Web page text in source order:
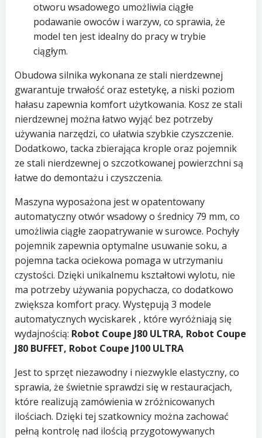
otworu wsadowego umożliwia ciągłe
podawanie owoców i warzyw, co sprawia, że
model ten jest idealny do pracy w trybie
ciągłym.
Obudowa silnika wykonana ze stali nierdzewnej
gwarantuje trwałość oraz estetykę, a niski poziom
hałasu zapewnia komfort użytkowania. Kosz ze stali
nierdzewnej można łatwo wyjąć bez potrzeby
używania narzędzi, co ułatwia szybkie czyszczenie.
Dodatkowo, tacka zbierająca krople oraz pojemnik
ze stali nierdzewnej o szczotkowanej powierzchni są
łatwe do demontażu i czyszczenia.
Maszyna wyposażona jest w opatentowany
automatyczny otwór wsadowy o średnicy 79 mm, co
umożliwia ciągłe zaopatrywanie w surowce. Pochyły
pojemnik zapewnia optymalne usuwanie soku, a
pojemna tacka ociekowa pomaga w utrzymaniu
czystości. Dzięki unikalnemu kształtowi wylotu, nie
ma potrzeby używania popychacza, co dodatkowo
zwiększa komfort pracy. Występują 3 modele
automatycznych wyciskarek , które wyróżniają się
wydajnością: Robot Coupe J80 ULTRA, Robot Coupe
J80 BUFFET, Robot Coupe J100 ULTRA
Jest to sprzęt niezawodny i niezwykle elastyczny, co
sprawia, że świetnie sprawdzi się w restauracjach,
które realizują zamówienia w zróżnicowanych
ilościach. Dzięki tej szatkownicy można zachować
pełną kontrolę nad ilością przygotowywanych